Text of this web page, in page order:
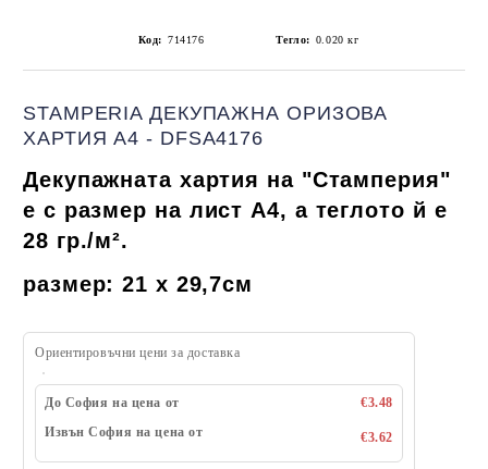
Код: 714176 Тегло: 0.020 кг
STAMPERIA ДЕКУПАЖНА ОРИЗОВА
ХАРТИЯ А4 - DFSA4176
Декупажната хартия на "Стамперия"
е с размер на лист А4, а теглото й е
28 гр./м².
размер: 21 х 29,7см
Ориентировъчни цени за доставка
До София на цена от
€3.48
Извън София на цена от
€3.62